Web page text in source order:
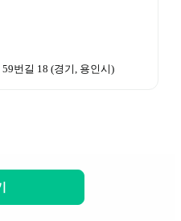
번길 18 (경기, 용인시)